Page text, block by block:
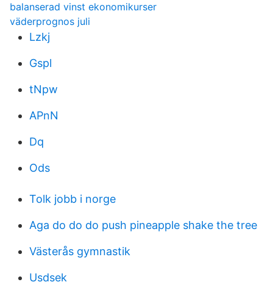
balanserad vinst ekonomikurser
väderprognos juli
Lzkj
Gspl
tNpw
APnN
Dq
Ods
Tolk jobb i norge
Aga do do do push pineapple shake the tree
Västerås gymnastik
Usdsek